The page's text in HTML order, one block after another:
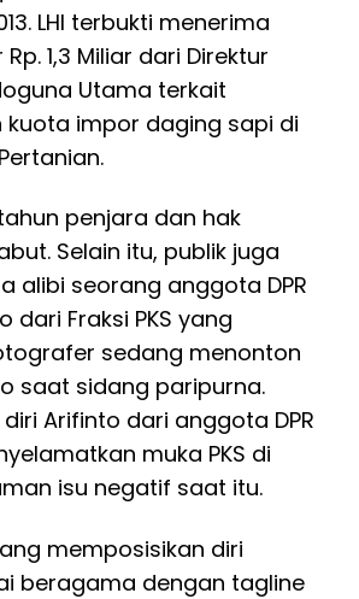
LHI terbukti menerima
1,3 Miliar dari Direktur
Utama terkait
impor daging sapi di
tahun penjara dan hak
Selain itu, publik juga
alibi seorang anggota DPR
dari Fraksi PKS yang
sedang menonton
saat sidang paripurna.
Arifinto dari anggota DPR
muka PKS di
isu negatif saat itu.
memposisikan diri
beragama dengan tagline